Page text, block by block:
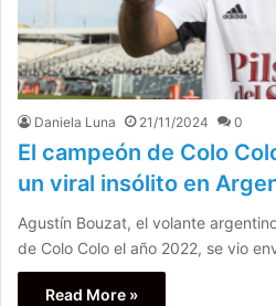
Daniela Luna 21/11/2024 0
El campeón de Colo
un viral insólito en
Agustín Bouzat, el volante
de Colo Colo el año 2022, se vio
Read More »